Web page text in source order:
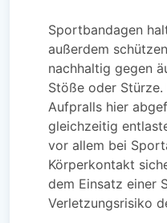
Sportbandagen
außerdem
nachhaltig gegen
Stöße oder
Aufpralls hier
gleichzeitig
vor allem bei
Körperkontakt
dem Einsatz einer
Verletzungsrisiko